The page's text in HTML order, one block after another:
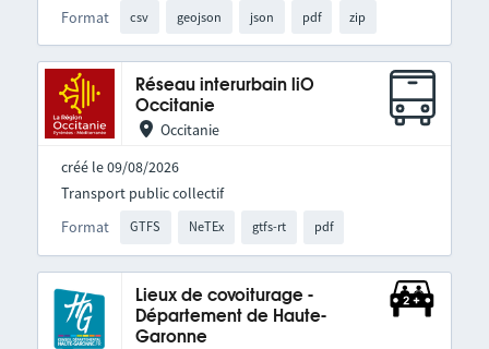
Format csv geojson json pdf zip
Réseau interurbain liO
Occitanie
Occitanie
créé le 09/08/2026
Format GTFS NeTEx gtfs-rt pdf
Transport public collectif
Lieux de covoiturage -
Département de Haute-
Garonne